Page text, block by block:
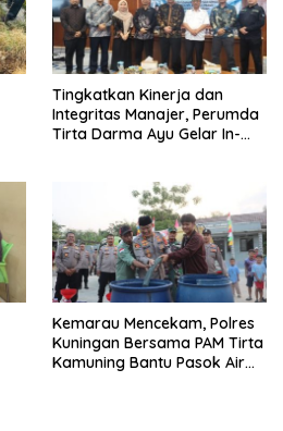
‎Tingkatkan Kinerja dan
Integritas Manajer, Perumda
Tirta Darma Ayu Gelar In-
Kemarau Mencekam, Polres
Kuningan Bersama PAM Tirta
Kamuning Bantu Pasok Air